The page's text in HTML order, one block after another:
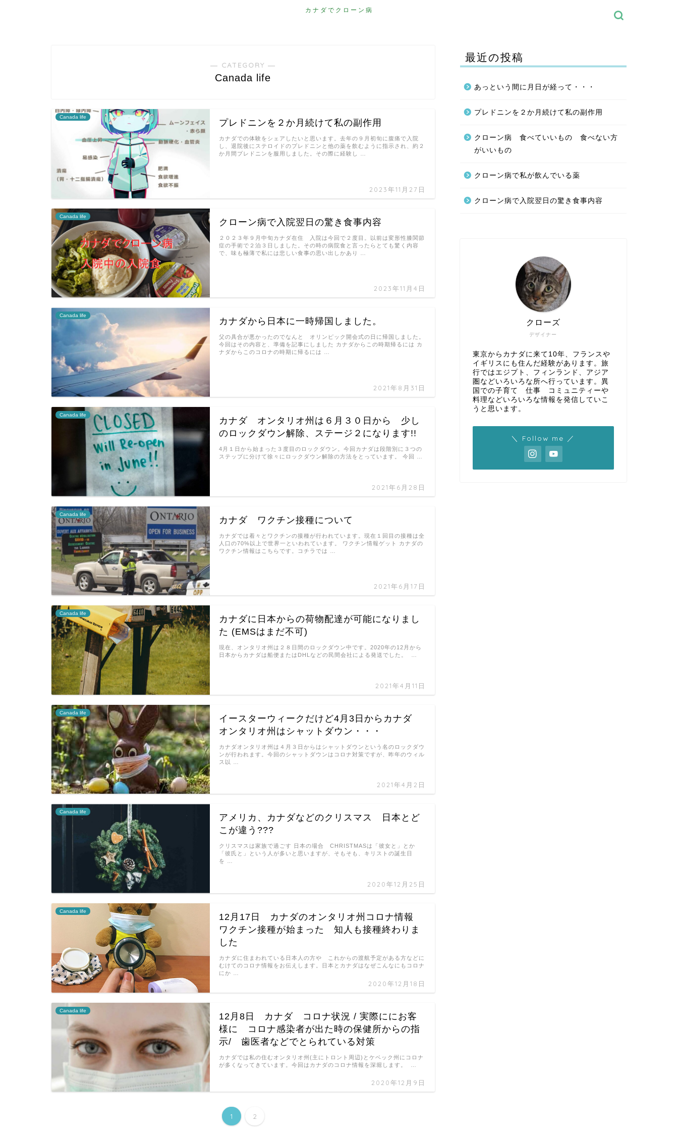
カナダでクローン病
― CATEGORY ―
Canada life
Canada life
プレドニンを２か月続けて私の副作用
2023年11月27日
カナダでの体験をシェアしたいと思います。去年の９月初旬に腹痛で入院
し、退院後にステロイドのプレドニンと他の薬を飲むように指示され、約２
か月間プレドニンを服用しました。その際に経験し …
Canada life
クローン病で入院翌日の驚き食事内容
2023年11月4日
２０２３年９月中旬カナダ在住 入院は今回で２度目。以前は変形性膝関節
症の手術で２泊３日しました。その時の病院食と言ったらとても驚く内容
で、味も極薄で私には悲しい食事の思い出しかあり …
Canada life
カナダから日本に一時帰国しました。
2021年8月31日
父の具合が悪かったのでなんと オリンピック開会式の日に帰国しました。
今回はその内容と、準備を記事にしました カナダからこの時期帰るには カ
ナダからこのコロナの時期に帰るには …
Canada life
カナダ オンタリオ州は６月３０日から 少し
のロックダウン解除、ステージ２になります!!
2021年6月28日
4月１日から始まった３度目のロックダウン。今回カナダは段階別に３つの
ステップに分けて徐々にロックダウン解除の方法をとっています。 今回 …
Canada life
カナダ ワクチン接種について
2021年6月17日
カナダでは着々とワクチンの接種が行われています。現在１回目の接種は全
人口の70%以上で世界一といわれています。 ワクチン情報ゲット カナダの
ワクチン情報はこちらです。コチラでは …
Canada life
カナダに日本からの荷物配達が可能になりまし
た (EMSはまだ不可)
2021年4月11日
現在、オンタリオ州は２８日間のロックダウン中です。2020年の12月から
日本からカナダは船便またはDHLなどの民間会社による発送でした。 …
Canada life
イースターウィークだけど4月3日からカナダ
オンタリオ州はシャットダウン・・・
2021年4月2日
カナダオンタリオ州は４月３日からはシャットダウンという名のロックダウ
ンが行われます。今回のシャットダウンはコロナ対策ですが、昨年のウィル
ス以 …
Canada life
アメリカ、カナダなどのクリスマス 日本とど
こが違う???
2020年12月25日
クリスマスは家族で過ごす 日本の場合 CHRISTMASは「彼女と」とか
「彼氏と」という人が多いと思いますが、そもそも、キリストの誕生日
を …
Canada life
12月17日 カナダのオンタリオ州コロナ情報
ワクチン接種が始まった 知人も接種終わりま
した
2020年12月18日
カナダに住まわれている日本人の方や これからの渡航予定がある方などに
むけてのコロナ情報をお伝えします。日本とカナダはなぜこんなにもコロナ
にか …
Canada life
12月8日 カナダ コロナ状況 / 実際ににお客
様に コロナ感染者が出た時の保健所からの指
示/ 歯医者などでとられている対策
2020年12月9日
カナダでは私の住むオンタリオ州(主にトロント周辺)とケベック州にコロナ
が多くなってきています。今回はカナダのコロナ情報を深堀します。 …
1 2
最近の投稿
あっという間に月日が経って・・・
プレドニンを２か月続けて私の副作用
クローン病 食べていいもの 食べない方
がいいもの
クローン病で私が飲んでいる薬
クローン病で入院翌日の驚き食事内容
デザイナー
クローズ
東京からカナダに来て10年、フランスや
イギリスにも住んだ経験があります。旅
行ではエジプト、フィンランド、アジア
圏などいろいろな所へ行っています。異
国での子育て 仕事 コミュニティーや
料理などいろいろな情報を発信していこ
うと思います。
＼ Follow me ／